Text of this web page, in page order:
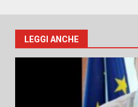
LEGGI ANCHE